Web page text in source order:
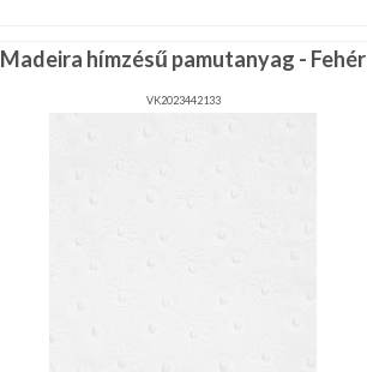
Madeira hímzésű pamutanyag - Fehér
VK2023442133